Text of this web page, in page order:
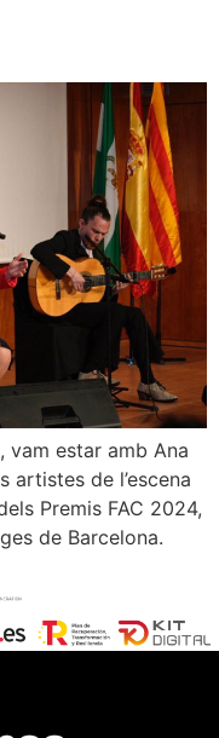
vam estar amb Ana
artistes de l’escena
Premis FAC 2024,
de Barcelona.